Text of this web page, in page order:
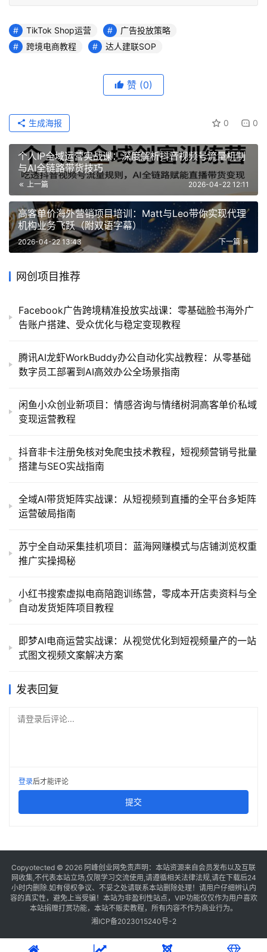
TikTok Shop运营
广告投放策略
跨境电商教程
达人建联SOP
赞 (0)
0 0
生成海报
个人IP全域运营实战课：深度解析抖音视频号流量机制
与AI全链路带货技巧
上一篇 2026-04-22 12:11
高客单价海外营销项目培训：Matt与Leo带你实现代理
机构业务飞跃（附双语字幕）
下一篇
2026-04-22 13:43
网创项目推荐
Facebook广告跨境精准投放实战课：零基础脸书海外广
告账户搭建、受众优化与稳定变现教程
腾讯AI龙虾WorkBuddy办公自动化实战教程：从零基础
数字员工部署到AI高效办公全场景指南
闲鱼小众创业新项目：情感咨询与情绪树洞高客单价私域
变现运营教程
抖音非卡注册免核对免爬虫技术教程，短视频营销号批量
搭建与SEO实战指南
全域AI带货矩阵实战课：从短视频到直播的全平台多矩阵
运营破局指南
苏宁全自动采集挂机项目：蓝海网赚模式与店铺浏览权重
推广实操揭秘
小红书搜索虚拟电商陪跑训练营，零成本开店卖资料与全
自动发货矩阵项目教程
即梦AI电商运营实战课：从视觉优化到短视频量产的一站
式图文视频文案解决方案
发表回复
请登录后评论...
登录后才能评论
提交
Copyotected © 2026 阿峰创业网 免责声明：本站资源来自会员发布以及互联
网收集,不代表本站立场,仅限学习交流使用,请遵循相关法律法规,请在下载后24
小时内删除.如有侵权争议、不妥之处请联系本站删除处理！请用户仔细辨认内
容的真实性，避免上当受骗！本站为非盈利性站点，VIP功能仅仅作为用户喜欢
本站捐赠打赏功能，本站不贩卖教程，所有内容不作为商业行为。
湘ICP备2023015240号-2